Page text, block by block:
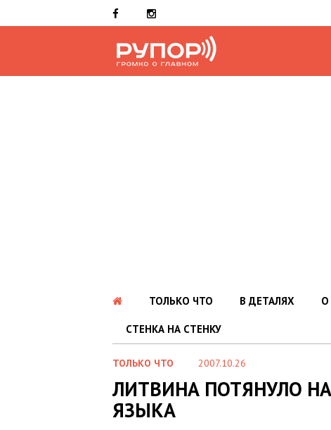
ТОЛЬКО ЧТО В ДЕТАЛЯХ О
СТЕНКА НА СТЕНКУ
ТОЛЬКО ЧТО 2007.10.26
ЛИТВИНА ПОТЯНУЛО
ЯЗЫКА